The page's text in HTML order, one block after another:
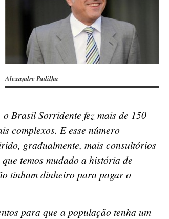
Alexandre Padilha
Brasil Sorridente fez mais de 150
complexos. E esse número
gradualmente, mais consultórios
temos mudado a história de
tinham dinheiro para pagar o
para que a população tenha um